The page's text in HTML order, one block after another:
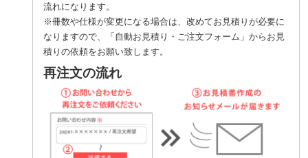
流れになります。
※冊数や仕様が変更になる場合は、改めてお見積りが必要に
なりますので、「自動お見積り・ご注文フォーム」からお見
積りの依頼をお願い致します。
再注文の流れ